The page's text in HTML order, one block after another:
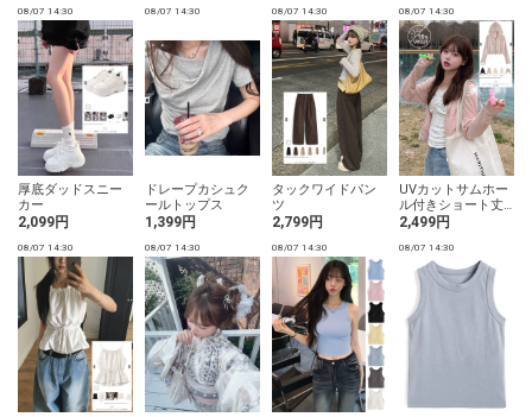
08/07 14:30
厚底ダッドスニー
カー
2,099円
08/07 14:30
ドレープカシュク
ールトップス
1,399円
08/07 14:30
タックワイドパン
ツ
2,799円
08/07 14:30
UVカットサムホー
ル付きショート丈
パーカー
2,499円
08/07 14:30 08/07 14:30 08/07 14:30 08/07 14:30